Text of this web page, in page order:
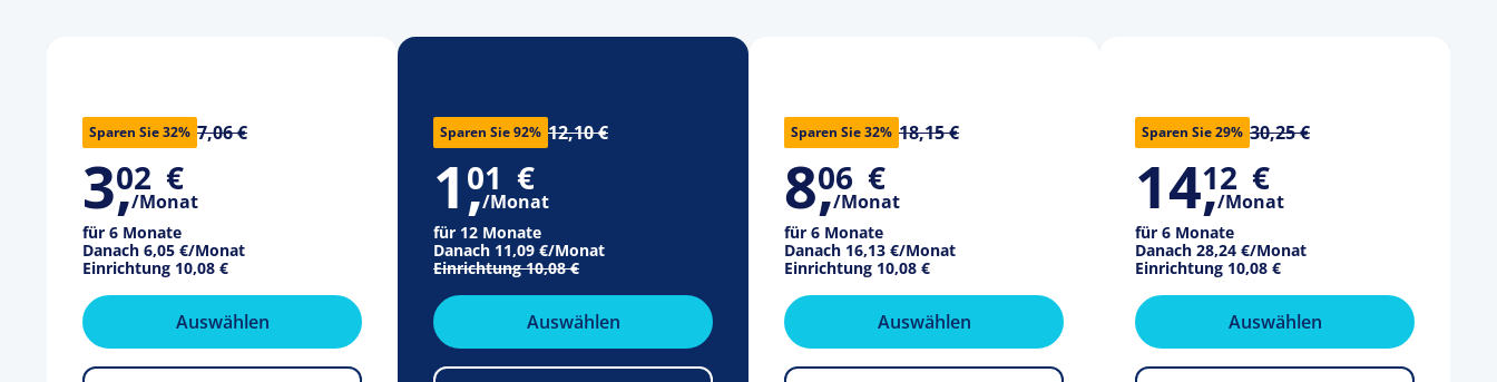
Sparen Sie 32% 7,06 €
3,
02 €
/Monat
für 6 Monate
Danach 6,05 €/Monat
Einrichtung 10,08 €
Auswählen
Sparen Sie 92% 12,10 €
1,
01 €
/Monat
für 12 Monate
Danach 11,09 €/Monat
Einrichtung 10,08 €
Auswählen
Sparen Sie 32% 18,15 €
8,
06 €
/Monat
für 6 Monate
Danach 16,13 €/Monat
Einrichtung 10,08 €
Auswählen
Sparen Sie 29% 30,25 €
14,
12 €
/Monat
für 6 Monate
Danach 28,24 €/Monat
Einrichtung 10,08 €
Auswählen